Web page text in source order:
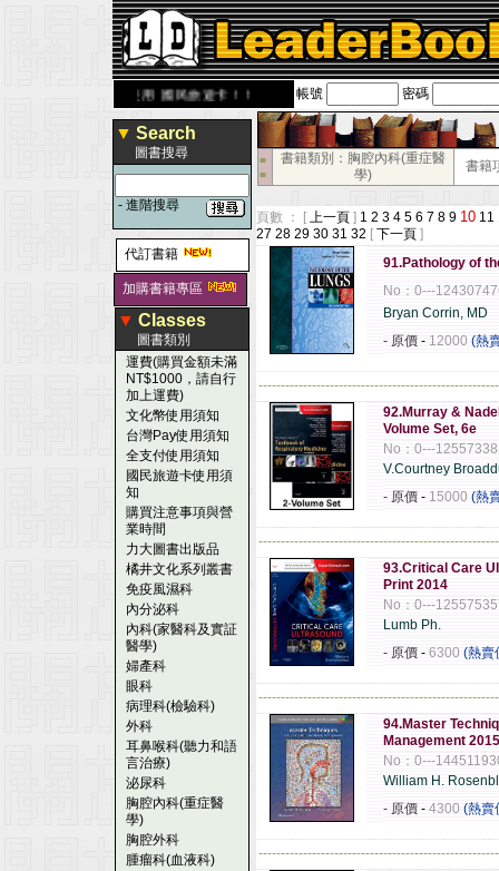
歡迎使用 國民旅遊卡！！ 帳號 密碼
▼ Search
圖書搜尋
- 進階搜尋
代訂書籍
加購書籍專區
▼ Classes
圖書類別
運費(購買金額未滿
NT$1000，請自行
加上運費)
文化幣使用須知
台灣Pay使用須知
全支付使用須知
國民旅遊卡使用須
知
購買注意事項與營
業時間
力大圖書出版品
橘井文化系列叢書
免疫風濕科
內分泌科
內科(家醫科及實証
醫學)
婦產科
眼科
病理科(檢驗科)
外科
耳鼻喉科(聽力和語
言治療)
泌尿科
胸腔內科(重症醫
學)
胸腔外科
腫瘤科(血液科)
■
■
書籍類別：胸腔內科(重症醫
學)
書籍
頁數 ： [ 上一頁 ] 1 2 3 4 5 6 7 8 9 10 11
27 28 29 30 31 32 [ 下一頁 ]
91.Pathology of
No：0---
Bryan Corrin, MD
- 原價 - 12000 (熱
92.Murray &
Volume Set, 6e
No：0---
V.Courtney
- 原價 - 15000 (熱
93.Critical Care
Print 2014
No：0---
Lumb Ph.
- 原價 - 6300 (熱賣
94.Master
Management 2015
No：0---
William H.
- 原價 - 4300 (熱賣